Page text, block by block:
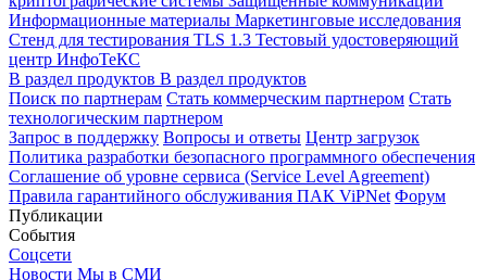
Информационные материалы Маркетинговые исследования
Стенд для тестирования TLS 1.3 Тестовый удостоверяющий
центр ИнфоТеКС
В раздел продуктов В раздел продуктов
Поиск по партнерам Стать коммерческим партнером Стать
технологическим партнером
Запрос в поддержку Вопросы и ответы Центр загрузок
Политика разработки безопасного программного обеспечения
Соглашение об уровне сервиса (Service Level Agreement)
Правила гарантийного обслуживания ПАК ViPNet Форум
Публикации
События
Соцсети
Новости Мы в СМИ